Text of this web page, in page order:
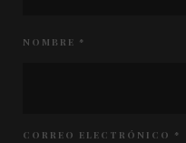
NOMBRE *
CORREO ELECTRÓNICO *